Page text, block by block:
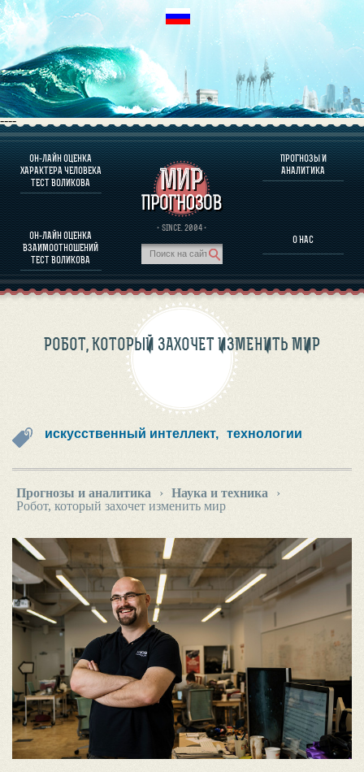
----
ОН-ЛАЙН ОЦЕНКА
ХАРАКТЕРА ЧЕЛОВЕКА
ТЕСТ ВОЛИКОВА
ОН-ЛАЙН ОЦЕНКА
ВЗАИМООТНОШЕНИЙ
ТЕСТ ВОЛИКОВА
· SINCE. 2004 ·
ПРОГНОЗЫ И
АНАЛИТИКА
О НАС
О ПРОГРАММЕ
ОЦЕНКА ХАРАКТЕРA ЧЕЛОВЕКА
ОЦЕНКА ХАРАКТЕРА ВЫДАЮЩИХСЯ ЛИЧНОСТЕЙ
О ПРОГРАММЕ
ПРОГНОЗЫ И АНАЛИТИКА
РОБОТ, КОТОРЫЙ ЗАХОЧЕТ ИЗМЕНИТЬ МИР
искусственный интеллект, технологии
Прогнозы и аналитика › Наука и техника
›
Робот, который захочет изменить мир